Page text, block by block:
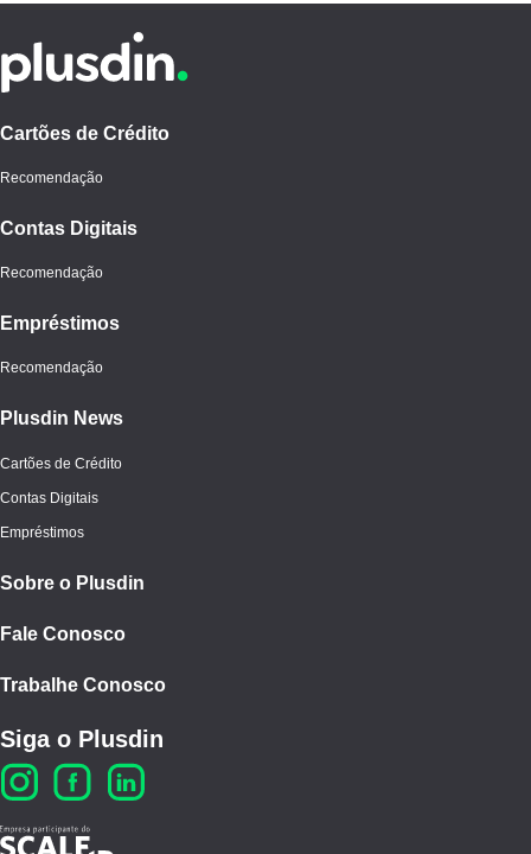
Cartões de Crédito
Recomendação
Contas Digitais
Recomendação
Empréstimos
Recomendação
Plusdin News
Cartões de Crédito
Contas Digitais
Empréstimos
Sobre o Plusdin
Fale Conosco
Trabalhe Conosco
Siga o Plusdin